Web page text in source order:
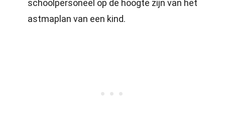
schoolpersoneel op de hoogte zijn van het
astmaplan van een kind.